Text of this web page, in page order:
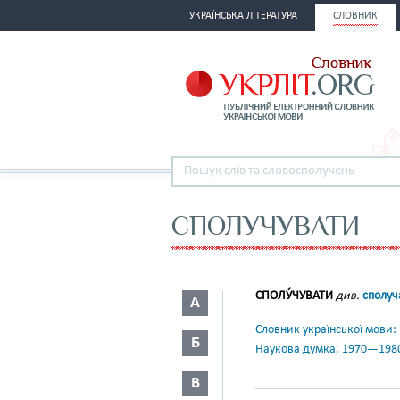
УКРАЇНСЬКА ЛІТЕРАТУРА СЛОВНИК
СПОЛУЧУВАТИ
А
Б
В
СПОЛУ́ЧУВАТИ див.
Словник української
Наукова думка,